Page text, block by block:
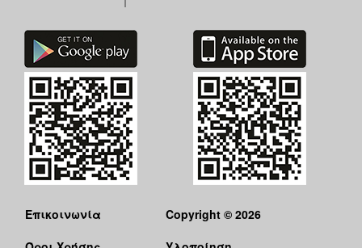
Επικοινωνία
Copyright © 2026